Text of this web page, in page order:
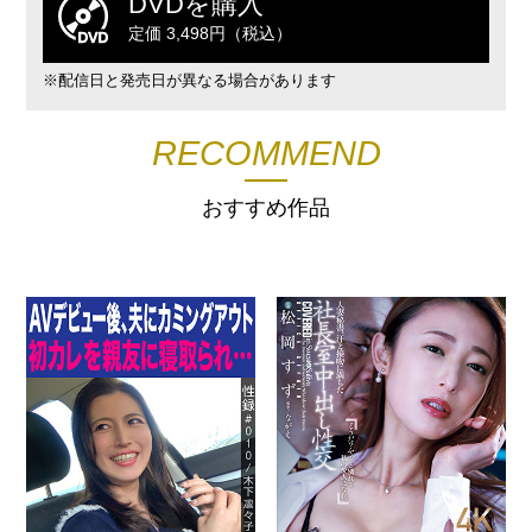
定価 3,498円（税込）
※配信日と発売日が異なる場合があります
RECOMMEND
おすすめ作品